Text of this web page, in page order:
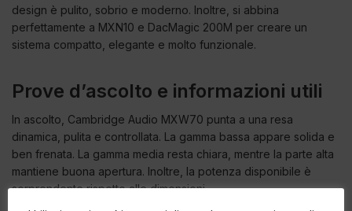
design è pulito, sobrio e moderno. Inoltre, si abbina
perfettamente a MXN10 e DacMagic 200M per creare un
sistema compatto, elegante e molto funzionale.
Prove d’ascolto e informazioni utili
In ascolto, Cambridge Audio MXW70 punta a una resa
dinamica, pulita e controllata. La gamma bassa appare solida e
ben frenata. La gamma media resta chiara, mentre la parte alta
mantiene buona apertura. Inoltre, la potenza disponibile è
sorprendente rispetto alle dimensioni.